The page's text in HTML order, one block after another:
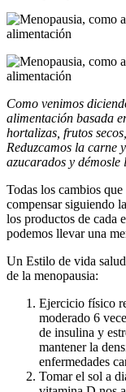
Como venimos
alimentación basada
hortalizas, frutos
Reduzcamos la carne
azucarados y démosle
Todas los cambios
compensar siguiendo la
los productos de cada
podemos llevar una
Un Estilo de vida
de la menopausia:
Ejercicio físico
moderado 6
de insulina y
mantener la
enfermedades
Tomar el sol a